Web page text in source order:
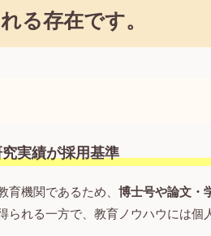
る存在です。
実績が採用基準
機関であるため、 博士号や論文・
れる一方で、教育ノウハウには個